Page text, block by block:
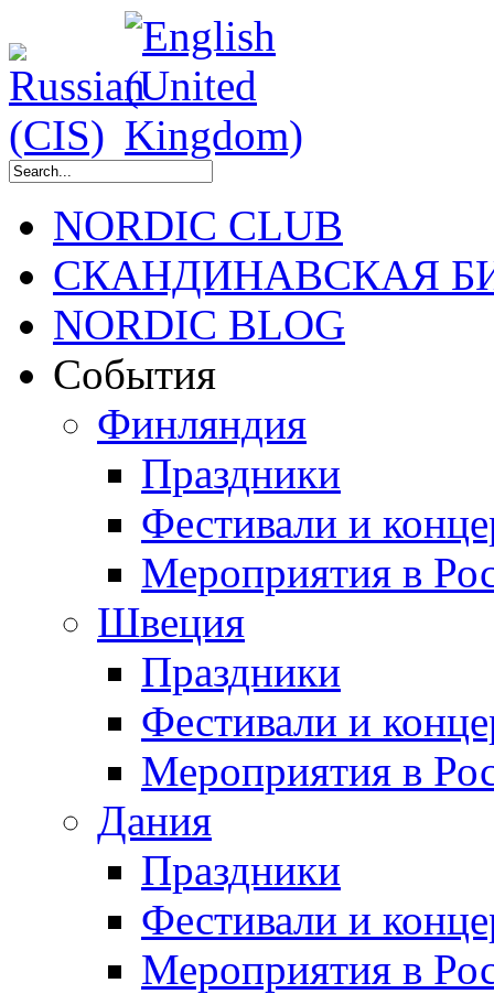
NORDIC CLUB
СКАНДИНАВСКАЯ
NORDIC BLOG
События
Финляндия
Праздники
Фестивали и
Мероприятия в
Швеция
Праздники
Фестивали и
Мероприятия в
Дания
Праздники
Фестивали и
Мероприятия в